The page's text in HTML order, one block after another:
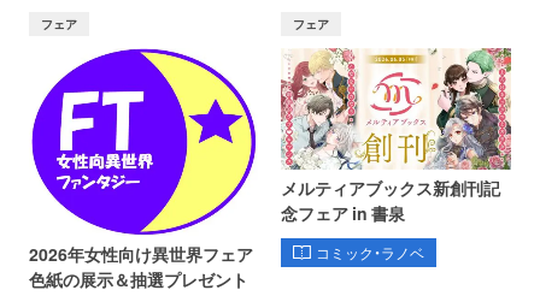
フェア
2026年女性向け異世界フェア
色紙の展示＆抽選プレゼント
フェア
メルティアブックス新創刊記
念フェア in 書泉
コミック・ラノベ